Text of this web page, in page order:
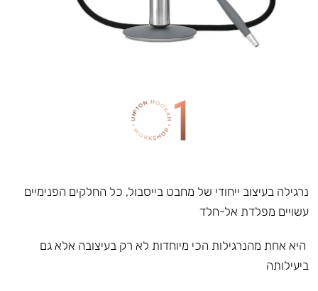
נרגילה בעיצוב ייחודי של מחבט בייסבול, כל החלקים הפנימיים
עשויים מפלדת אל-חלד
היא אחת מהנרגילות הכי מיוחדות לא רק בעיצובה אלא גם
ביעילותה